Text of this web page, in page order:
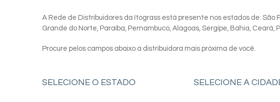
A Rede de Distribuidores da Itograss está presente nos estados de: São
Grande do Norte, Paraíba, Pernambuco, Alagoas, Sergipe, Bahia, Ceará,
Procure pelos campos abaixo a distribuidora mais próxima de você.
SELECIONE O ESTADO SELECIONE A